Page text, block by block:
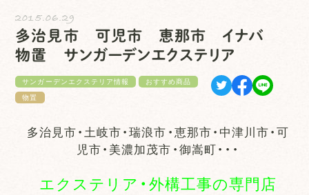
2015.06.29
多治見市 可児市 恵那市 イナバ
物置 サンガーデンエクステリア
サンガーデンエクステリア情報
おすすめ商品
物置
多治見市・土岐市・瑞浪市・恵那市・中津川市・可
児市・美濃加茂市・御嵩町・・・
エクステリア・外構工事の専門店